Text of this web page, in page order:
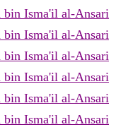
bin Isma'il al-Ansari
bin Isma'il al-Ansari
bin Isma'il al-Ansari
bin Isma'il al-Ansari
bin Isma'il al-Ansari
bin Isma'il al-Ansari